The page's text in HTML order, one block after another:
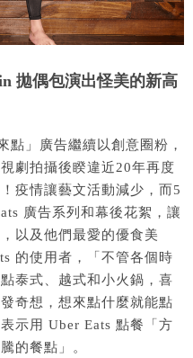
拋偶包演出怪美的新高
點」廣告繼續以創意圈粉，
劇拍攝後睽違近20年再度
疫情讓藝文活動減少，而5
廣告系列和幕後花絮，讓
以及他們最愛的優食美
的使用者，「不管各個時
泰式、越式和小火鍋，喜
奇想，想來點什麼就能點
示用 Uber Eats 點餐「方
的餐點」。